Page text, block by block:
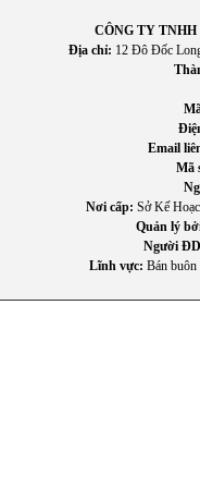
Phù hợp với nhiều không
Quạt có thể được
hàng, Nhà hàng, Lớp
Nhờ đó, sản phẩm
nhiều môi trường
CÔNG TY
Địa chỉ: 12 Đô Đốc
Email
Mã
Nơi cấp: Sở Kế
Quản lý
Người
Lĩnh vực: Bán